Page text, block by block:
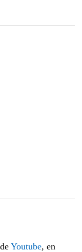
Youtube, en